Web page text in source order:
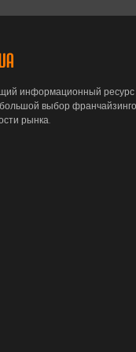
информационный ресурс
выбор
рынка.